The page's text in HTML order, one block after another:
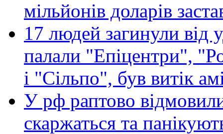
мільйонів доларів
17 людей загинули від
палали "Епіцентри",
і "Сільпо", був витік
У рф раптово
скаржаться та